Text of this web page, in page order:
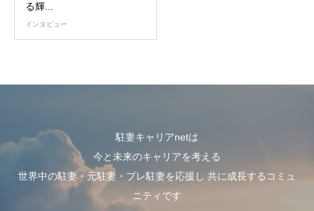
る輝...
インタビュー
駐妻キャリアnetは
今と未来のキャリアを考える
世界中の駐妻・元駐妻・プレ駐妻を応援し 共に成長するコミュ
ニティです